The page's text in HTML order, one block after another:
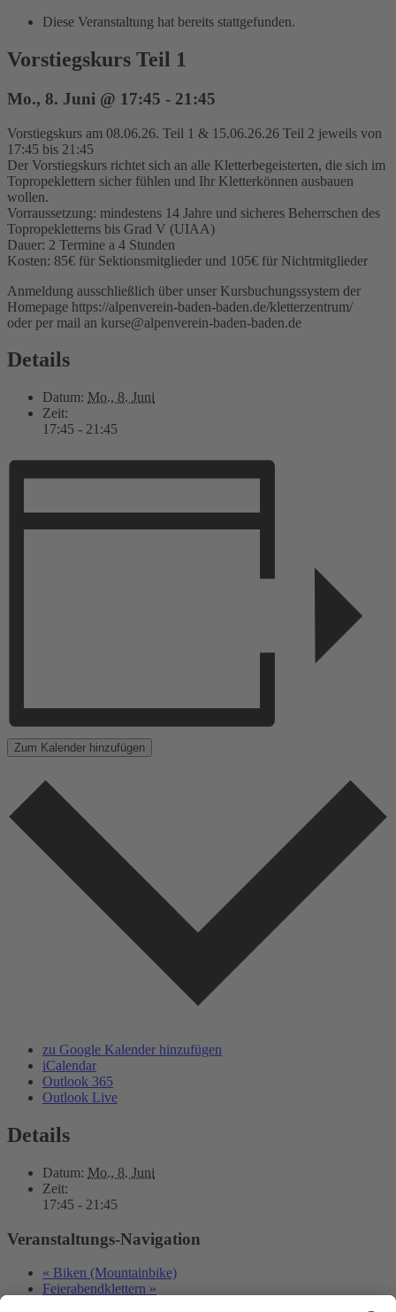
Diese Veranstaltung hat bereits stattgefunden.
Vorstiegskurs Teil 1
Mo., 8. Juni @ 17:45 - 21:45
Vorstiegskurs am 08.06.26. Teil 1 & 15.06.26.26 Teil 2 jeweils von
17:45 bis 21:45
Der Vorstiegskurs richtet sich an alle Kletterbegeisterten, die sich im
Topropeklettern sicher fühlen und Ihr Kletterkönnen ausbauen
wollen.
Vorraussetzung: mindestens 14 Jahre und sicheres Beherrschen des
Topropekletterns bis Grad V (UIAA)
Dauer: 2 Termine a 4 Stunden
Kosten: 85€ für Sektionsmitglieder und 105€ für Nichtmitglieder
Anmeldung ausschließlich über unser Kursbuchungssystem der
Homepage https://alpenverein-baden-baden.de/kletterzentrum/
oder per mail an kurse@alpenverein-baden-baden.de
Details
Datum: Mo., 8. Juni
Zeit:
17:45 - 21:45
Zum Kalender hinzufügen
zu Google Kalender hinzufügen
iCalendar
Outlook 365
Outlook Live
Details
Datum: Mo., 8. Juni
Zeit:
17:45 - 21:45
Veranstaltungs-Navigation
« Biken (Mountainbike)
Feierabendklettern »